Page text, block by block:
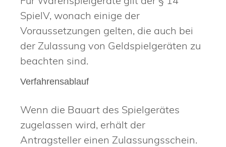
SpielV, wonach einige der
Voraussetzungen gelten, die auch bei
der Zulassung von Geldspielgeräten zu
beachten sind.
Verfahrensablauf
Wenn die Bauart des Spielgerätes
zugelassen wird, erhält der
Antragsteller einen Zulassungsschein.